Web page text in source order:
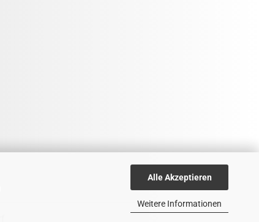
Alle Akzeptieren
Weitere Informationen